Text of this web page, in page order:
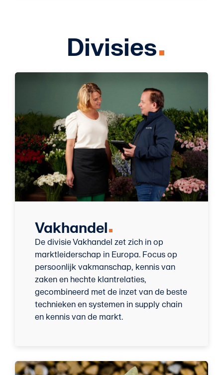
Divisies
Vakhandel
De divisie Vakhandel zet zich in op
marktleiderschap in Europa. Focus op
persoonlijk vakmanschap, kennis van
zaken en hechte klantrelaties,
gecombineerd met de inzet van de beste
technieken en systemen in supply chain
en kennis van de markt.